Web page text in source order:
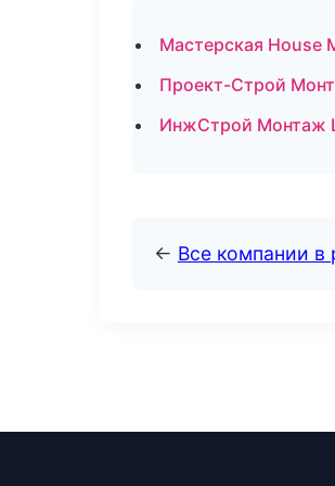
Мастерская House
Проект-Строй
ИнжСтрой Монтаж
← Все компании в